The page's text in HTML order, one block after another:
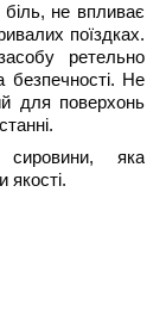
не впливає
поїздках.
ретельно
безпечності. Не
для поверхонь
сировини, яка
якості.